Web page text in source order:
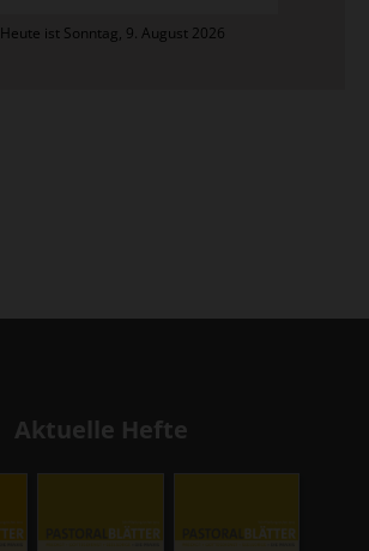
Heute ist Sonntag, 9. August 2026
Aktuelle Hefte